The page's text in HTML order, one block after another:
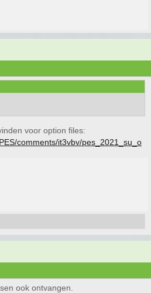
voor option files:
comments/it3vbv/pes_2021_su_o
ook ontvangen.